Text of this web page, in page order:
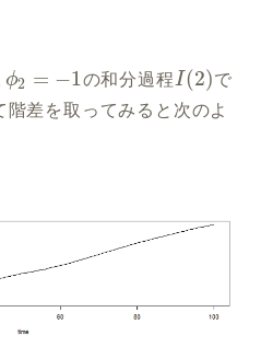
ϕ2 = −1の和分過程I(2)で
差を取ってみると次のよ